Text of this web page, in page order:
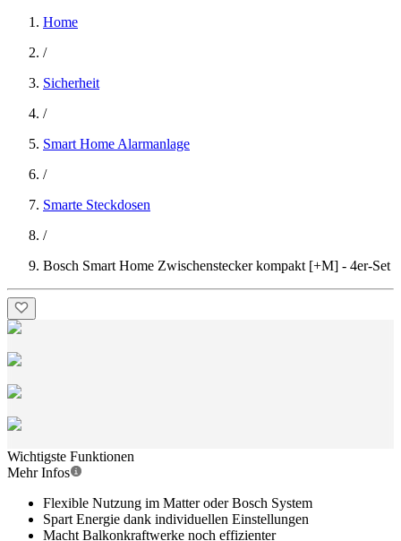
Home
/
Sicherheit
/
Smart Home Alarmanlage
/
Smarte Steckdosen
/
Bosch Smart Home Zwischenstecker kompakt [+M] - 4er-Set
Wichtigste Funktionen
Mehr Infos
Flexible Nutzung im Matter oder Bosch System
Spart Energie dank individuellen Einstellungen
Macht Balkonkraftwerke noch effizienter